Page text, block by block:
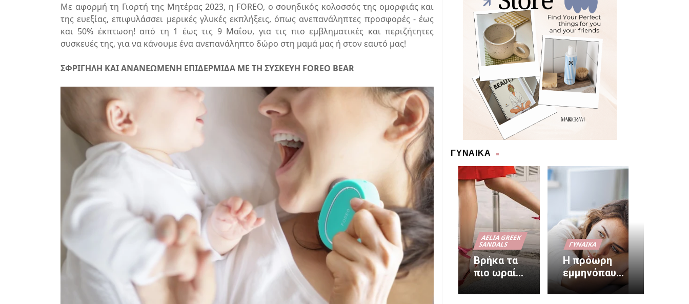
Με αφορμή τη Γιορτή της Μητέρας 2023, η FOREO, ο σουηδικός κολοσσός της ομορφιάς και
της ευεξίας, επιφυλάσσει μερικές γλυκές εκπλήξεις, όπως ανεπανάληπτες προσφορές - έως
και 50% έκπτωση! από τη 1 έως τις 9 Μαΐου, για τις πιο εμβληματικές και περιζήτητες
συσκευές της, για να κάνουμε ένα ανεπανάληπτο δώρο στη μαμά μας ή στον εαυτό μας!
ΣΦΡΙΓΗΛΗ ΚΑΙ ΑΝΑΝΕΩΜΕΝΗ ΕΠΙΔΕΡΜΙΔΑ ΜΕ ΤΗ ΣΥΣΚΕΥΗ FOREO BEAR
ΓΥΝΑΙΚΑ
AELIA GREEK
SANDALS
Βρήκα τα
πιο ωραία
πέδιλα και
είναι
ΓΥΝΑΊΚΑ
Η πρόωρη
εμμηνόπαυση
αυξάνει τον
καρδιακό